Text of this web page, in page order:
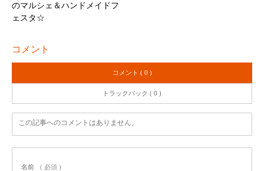
のマルシェ＆ハンドメイドフ
ェスタ☆
コメント
コメント ( 0 )
トラックバック ( 0 )
この記事へのコメントはありません。
名前 ( 必須 )